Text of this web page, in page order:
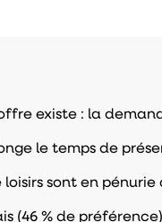
existe : la
le temps de
sont en
(46 % de